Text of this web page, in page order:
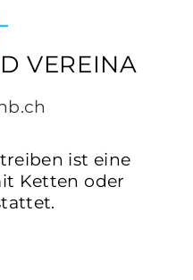
VEREINA
ist eine
Ketten oder